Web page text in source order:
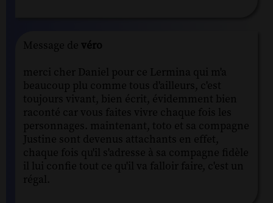
Message de véro
merci cher Daniel pour ce Lermina qui m'a
beaucoup plu comme tous d'ailleurs, c'est
toujours vivant, bien écrit, évidemment bien
raconté car vous faites vivre chaque fois les
personnages. maintenant, toto et sa compagne
Justine sont devenus attachants en effet,
chaque fois qu'il s'adresse à sa compagne fidèle
il lui confie tout ce qu'il va falloir faire, c'est un
régal.